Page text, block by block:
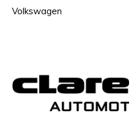
Volkswagen